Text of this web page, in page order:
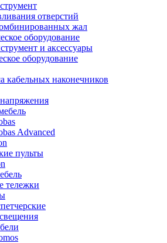
отверстий
жал
оборудование
и аксессуары
оборудование
кабельных наконечников
Advanced
пульты
тележки